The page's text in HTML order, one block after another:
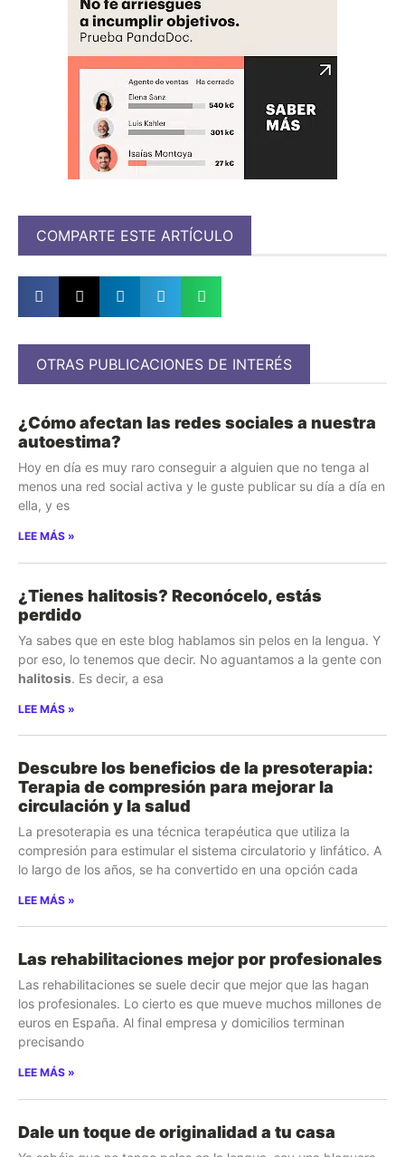
COMPARTE ESTE ARTÍCULO
OTRAS PUBLICACIONES DE INTERÉS
¿Cómo afectan las redes sociales a nuestra
autoestima?
Hoy en día es muy raro conseguir a alguien que no tenga al
menos una red social activa y le guste publicar su día a día en
ella, y es
LEE MÁS »
¿Tienes halitosis? Reconócelo, estás
perdido
Ya sabes que en este blog hablamos sin pelos en la lengua. Y
por eso, lo tenemos que decir. No aguantamos a la gente con
halitosis. Es decir, a esa
LEE MÁS »
Descubre los beneficios de la presoterapia:
Terapia de compresión para mejorar la
circulación y la salud
La presoterapia es una técnica terapéutica que utiliza la
compresión para estimular el sistema circulatorio y linfático. A
lo largo de los años, se ha convertido en una opción cada
LEE MÁS »
Las rehabilitaciones mejor por profesionales
Las rehabilitaciones se suele decir que mejor que las hagan
los profesionales. Lo cierto es que mueve muchos millones de
euros en España. Al final empresa y domicilios terminan
precisando
LEE MÁS »
Dale un toque de originalidad a tu casa